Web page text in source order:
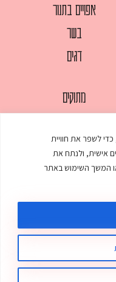
לשפר את חוויית
אישית, ולנתח את
המשך השימוש באתר
אפויים בתנור
בשר
דגים
מתוקים
עוגות
עוף
ובניית אתר
פרטיות